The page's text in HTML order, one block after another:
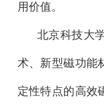
用价值。
北京科技大
术、新型磁功能
定性特点的高效